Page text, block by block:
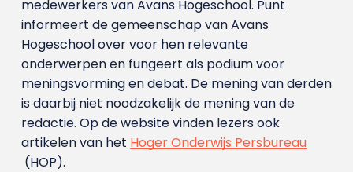
medewerkers van Avans Hoge­school. Punt
informeert de gemeenschap van Avans
Hogeschool over voor hen relevante
onderwerpen en fungeert als podium voor
meningsvorming en debat. De mening van derden
is daarbij niet noodzakelijk de mening van de
redactie. Op de website vinden lezers ook
artikelen van het Hoger Onderwijs Persbureau
(HOP).